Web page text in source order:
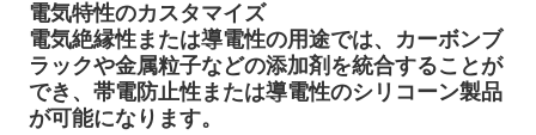
電気特性のカスタマイズ
電気絶縁性または導電性の用途では、カーボンブ
ラックや金属粒子などの添加剤を統合することが
でき、帯電防止性または導電性のシリコーン製品
が可能になります。